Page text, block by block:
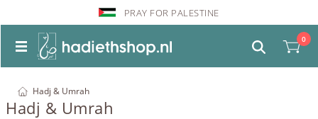
PRAY FOR PALESTINE
0
Hadj & Umrah
Hadj & Umrah